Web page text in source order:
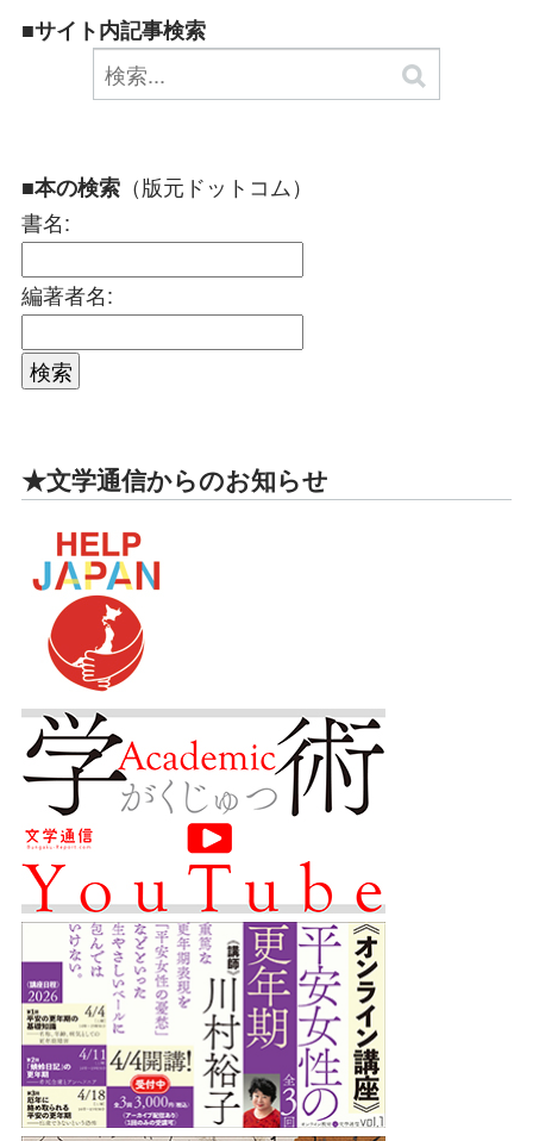
■サイト内記事検索
■本の検索 （版元ドットコム）
書名:
編著者名:
★文学通信からのお知らせ